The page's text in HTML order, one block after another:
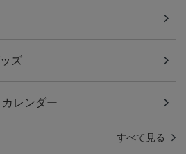
ズ
レンダー
すべて見る